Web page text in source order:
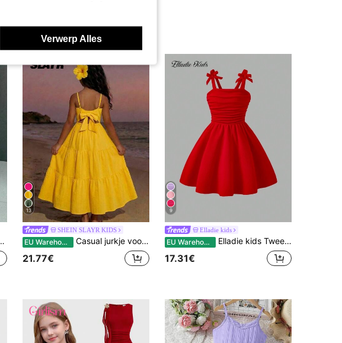
13
SHEIN SLAYR KIDS
EU Warehouse Casual jurkje voor tienermeisjes in tropische vakantiestijl, felgeel.
21.77€
9
Elladie kids
EU Warehouse Elladie kids Tween Girls' Bow Strap Gerimpelde Elegante Jurk, Modieus En Stijlvol
17.31€
Verwerp Alles